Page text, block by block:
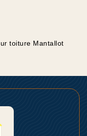
toiture Mantallot